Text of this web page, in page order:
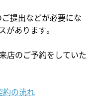
提出などが必要にな
があります。
店のご予約をしていた
約の流れ